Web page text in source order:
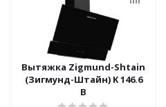
Вытяжка Zigmund-Shtain
(Зигмунд-Штайн) K 146.6
B